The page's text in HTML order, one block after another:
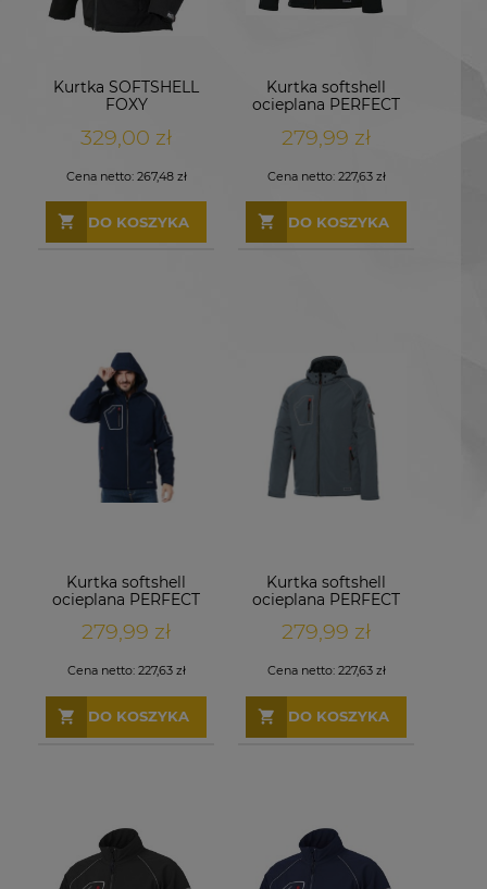
Kurtka SOFTSHELL
FOXY
329,00 zł
Cena netto: 267,48 zł
DO KOSZYKA
Kurtka softshell
ocieplana PERFECT
279,99 zł
Cena netto: 227,63 zł
DO KOSZYKA
Kurtka softshell
ocieplana PERFECT
279,99 zł
Cena netto: 227,63 zł
DO KOSZYKA
Kurtka softshell
ocieplana PERFECT
279,99 zł
Cena netto: 227,63 zł
DO KOSZYKA